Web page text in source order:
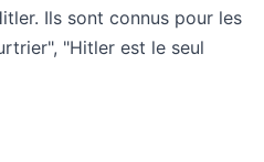
Ils sont connus pour les
"Hitler est le seul